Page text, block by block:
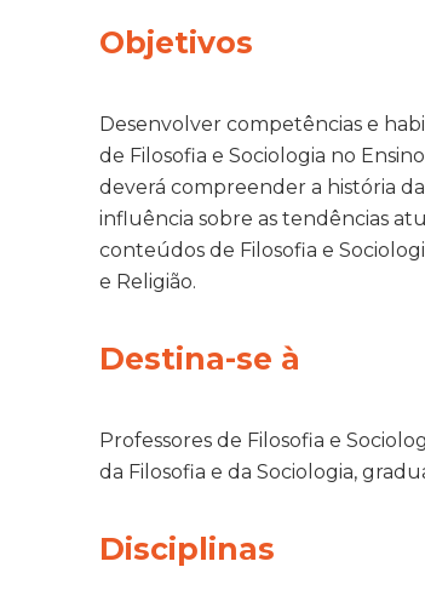
Objetivos
Desenvolver competências e
de Filosofia e Sociologia no
deverá compreender a história
influência sobre as tendências
conteúdos de Filosofia e
e Religião.
Destina-se à
Professores de Filosofia e
da Filosofia e da Sociologia,
Disciplinas